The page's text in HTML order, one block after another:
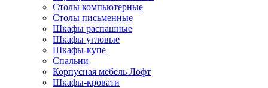
Столы компьютерные
Столы письменные
Шкафы распашные
Шкафы угловые
Шкафы-купе
Спальни
Корпусная мебель Лофт
Шкафы-кровати